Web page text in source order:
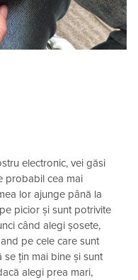
electronic, vei găsi
probabil cea mai
lor ajunge până la
picior și sunt potrivite
când alegi șosete,
pe cele care sunt
se țin mai bine și sunt
alegi prea mari,